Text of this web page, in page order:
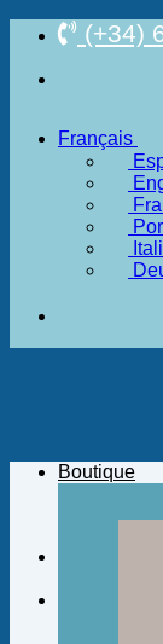
Passer
(+34)
Français
Boutique